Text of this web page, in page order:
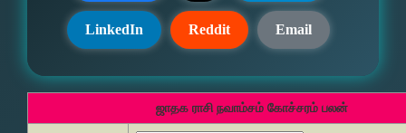
LinkedIn Reddit Email
ஜாதக ராசி நவாம்சம் கோச்சரம் பலன்